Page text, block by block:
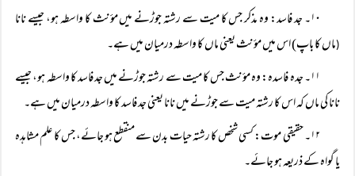
۱۰۔ جد فاسد: وہ مذکر جس کا میت سے رشتہ جوڑنے میں مؤنث کا واسطہ ہو، جیسے نانا
(ماں کا باپ) اس میں مؤنث یعنی ماں کا واسطہ درمیان میں ہے۔
۱۱۔ جدہ فاسدہ: وہ مؤنث جس کا میت سے رشتہ جوڑنے میں جد فاسد کا واسطہ ہو، جیسے
نانا کی ماں کہ اس کا رشتہ میت سے جوڑنے میں نانا یعنی جد فاسد کا واسطہ درمیان میں ہے۔
۱۲۔ حقیقی موت: کسی شخص کا رشتہ حیات بدن سے منقطع ہو جائے، جس کا علم مشاہدہ
یا گواہ کے ذریعہ ہو جائے۔